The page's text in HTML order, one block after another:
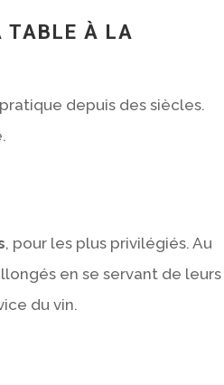
TABLE À LA
depuis des siècles.
, pour les plus privilégiés. Au
en se servant de leurs
du vin.